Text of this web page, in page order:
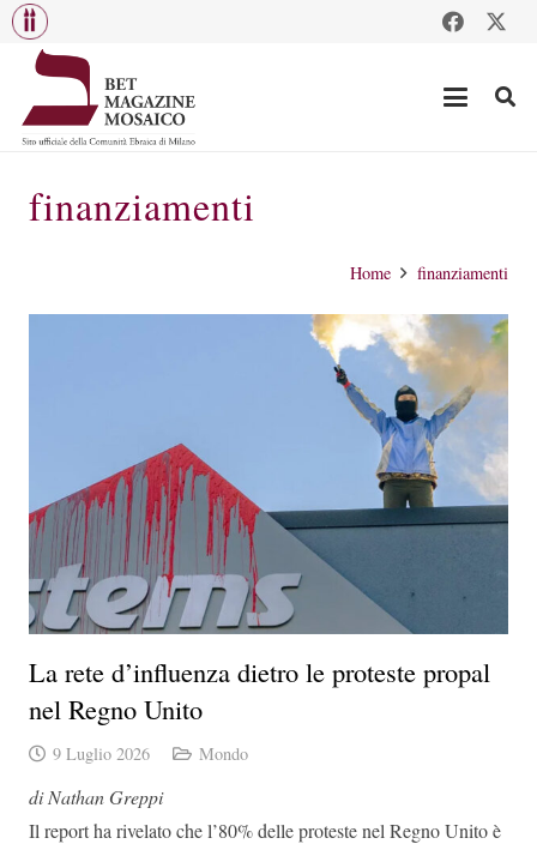
finanziamenti
Home finanziamenti
La rete d’influenza dietro le proteste propal
nel Regno Unito
9 Luglio 2026 Mondo
di Nathan Greppi
Il report ha rivelato che l’80% delle proteste nel Regno Unito è